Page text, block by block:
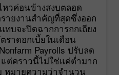
หวค่อนข้างสงบตลอด
ายงานสำคัญที่สุดซึ่งออก
บจะปิดฉากการถกเถียง
ราดอกเบี้ยในเดือน
Payrolls ปรับลด
ต่คราวนี้ไม่ใช่แค่ต่ำมาก
หมายความว่าจำนวน